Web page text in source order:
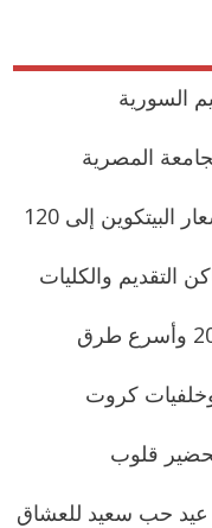
السورية
المصرية
ستاندرد تشارترد: توقعات بارتفاع اسعار البيتكوين إلى 120
مواعيد وأماكن التقديم والكليات
موعد ظهور نتيجة الثانوية العامة 2023 وأسرع طرق
وخلفيات كروت
قلوب